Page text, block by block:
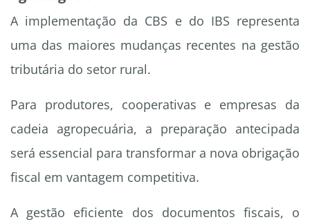
A implementação da CBS e do IBS representa
uma das maiores mudanças recentes na gestão
tributária do setor rural.
Para produtores, cooperativas e empresas da
cadeia agropecuária, a preparação antecipada
será essencial para transformar a nova obrigação
fiscal em vantagem competitiva.
A gestão eficiente dos documentos fiscais, o